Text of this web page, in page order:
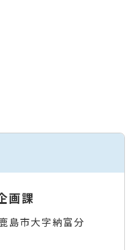
画課
市大字納富分